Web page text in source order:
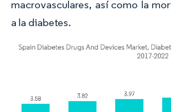
macrovasculares, así como la
a la diabetes.